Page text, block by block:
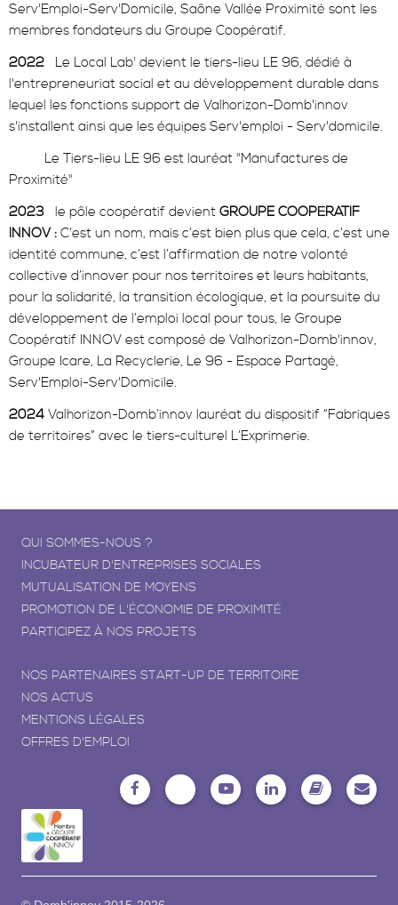
Serv'Emploi-Serv'Domicile, Saône Vallée Proximité sont les
membres fondateurs du Groupe Coopératif.
2022
Le Local Lab' devient le tiers-lieu LE 96, dédié à
l'entrepreneuriat social et au développement durable dans
lequel les fonctions support de Valhorizon-Domb'innov
s'installent ainsi que les équipes Serv'emploi - Serv'domicile.
Le Tiers-lieu LE 96 est lauréat "Manufactures de
Proximité"
2023 le pôle coopératif devient GROUPE COOPÉRATIF
INNOV : C’est un nom, mais c’est bien plus que cela, c’est une
identité commune, c’est l’affirmation de notre volonté
collective d’innover pour nos territoires et leurs habitants,
pour la solidarité, la transition écologique, et la poursuite du
développement de l’emploi local pour tous, le Groupe
Coopératif INNOV est composé de Valhorizon-Domb'innov,
Groupe Icare, La Recyclerie, Le 96 - Espace Partagé,
Serv'Emploi-Serv'Domicile.
2024 Valhorizon-Domb’innov lauréat du dispositif “Fabriques
de territoires” avec le tiers-culturel L’Exprimerie.
QUI SOMMES-NOUS ?
INCUBATEUR D'ENTREPRISES SOCIALES
MUTUALISATION DE MOYENS
PROMOTION DE L'ÉCONOMIE DE PROXIMITÉ
PARTICIPEZ À NOS PROJETS
NOS PARTENAIRES START-UP DE TERRITOIRE
NOS ACTUS
MENTIONS LÉGALES
OFFRES D'EMPLOI